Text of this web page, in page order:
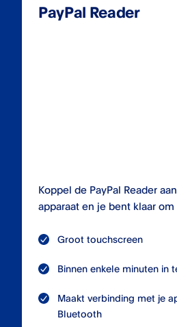
PayPal Reader
Koppel de PayPal Reader
apparaat en je bent klaar
Groot touchscreen
Binnen enkele minuten in
Maakt verbinding met je
Bluetooth